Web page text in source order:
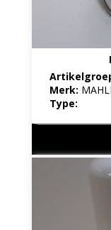
Merk:
Type: